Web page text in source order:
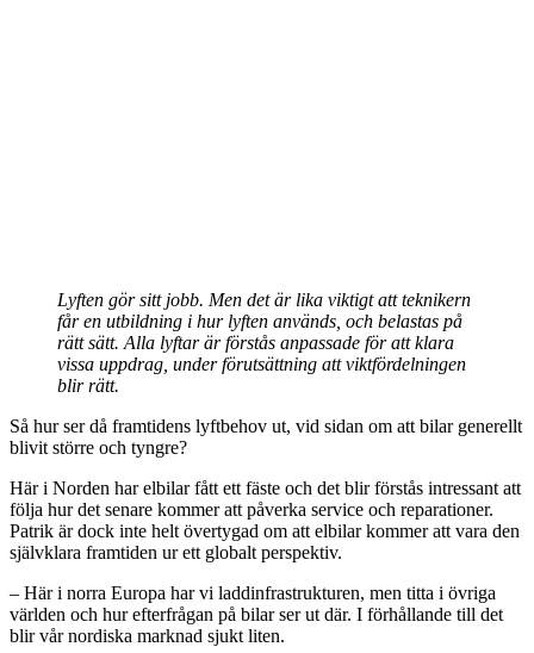
Lyften gör sitt jobb. Men det är lika viktigt att teknikern
får en utbildning i hur lyften används, och belastas på
rätt sätt. Alla lyftar är förstås anpassade för att klara
vissa uppdrag, under förutsättning att viktfördelningen
blir rätt.
Så hur ser då framtidens lyftbehov ut, vid sidan om att bilar generellt
blivit större och tyngre?
Här i Norden har elbilar fått ett fäste och det blir förstås intressant att
följa hur det senare kommer att påverka service och reparationer.
Patrik är dock inte helt övertygad om att elbilar kommer att vara den
självklara framtiden ur ett globalt perspektiv.
– Här i norra Europa har vi laddinfrastrukturen, men titta i övriga
världen och hur efterfrågan på bilar ser ut där. I förhållande till det
blir vår nordiska marknad sjukt liten.